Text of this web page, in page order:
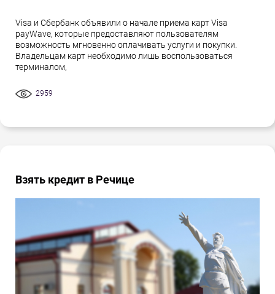
Visa и Сбербанк объявили о начале приема карт Visa
payWave, которые предоставляют пользователям
возможность мгновенно оплачивать услуги и покупки.
Владельцам карт необходимо лишь воспользоваться
терминалом,
2959
Взять кредит в Речице